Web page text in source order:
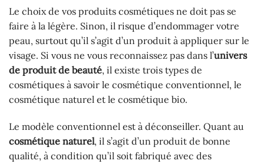
Le choix de vos produits cosmétiques ne doit pas se
faire à la légère. Sinon, il risque d’endommager votre
peau, surtout qu’il s’agit d’un produit à appliquer sur le
visage. Si vous ne vous reconnaissez pas dans l’univers
de produit de beauté, il existe trois types de
cosmétiques à savoir le cosmétique conventionnel, le
cosmétique naturel et le cosmétique bio.
Le modèle conventionnel est à déconseiller. Quant au
cosmétique naturel, il s’agit d’un produit de bonne
qualité, à condition qu’il soit fabriqué avec des